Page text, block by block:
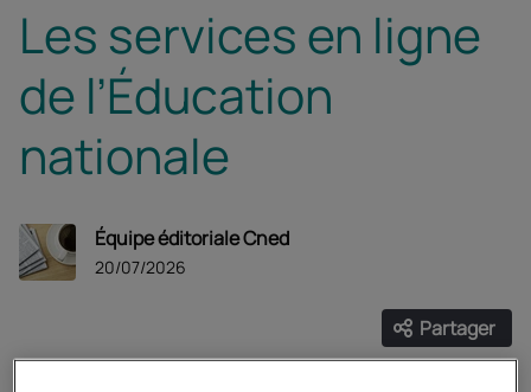
Les services en ligne
de l’Éducation
nationale
Équipe éditoriale Cned
20/07/2026
Partager
Ouvrir
Facebook
Twitter